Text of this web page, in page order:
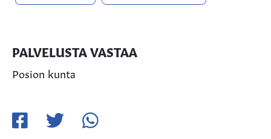
PALVELUSTA VASTAA
Posion kunta